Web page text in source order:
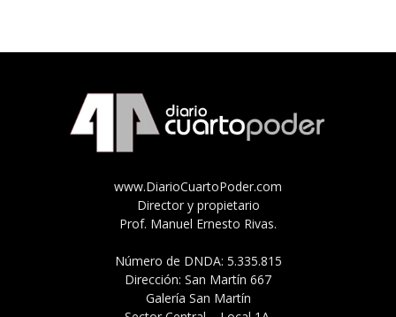
www.DiarioCuartoPoder.com
Director y propietario
Prof. Manuel Ernesto Rivas.
Número de DNDA: 5.335.815
Dirección: San Martín 667
Galería San Martín